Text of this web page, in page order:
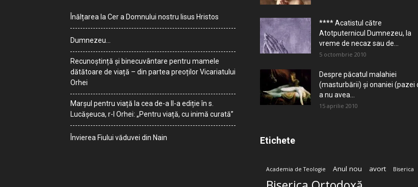
Înălțarea la Cer a Domnului nostru Iisus Hristos
Dumnezeu…
Recunoștință și binecuvântare pentru mamele
dătătoare de viață – din partea preoților Vicariatului
Orhei
Marșul pentru viață la cea de-a II-a ediție în s.
Lucășeuca, r-l Orhei: „Pentru viață, cu inimă curată”
Învierea Fiului văduvei din Nain
**** Acatistul către
Atotputernicul Dumnezeu, la
vreme de necaz sau de...
5 octombrie 2010
Despre păcatul malahiei
(masturbării) şi onaniei (pazei
a nu avea...
15 aprilie 2010
Etichete
Academia de Teologie Anul nou avort Biserica